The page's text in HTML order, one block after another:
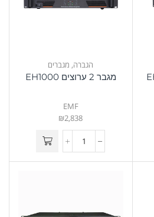
הגברה, מגברים
מגבר 2 ערוצים EH1000
EMF
₪2,838